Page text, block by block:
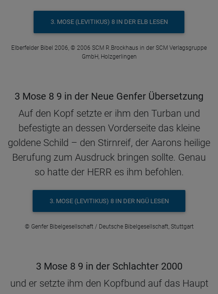
3. MOSE (LEVITIKUS) 8 IN DER ELB LESEN
Elberfelder Bibel 2006, © 2006 SCM R.Brockhaus in der SCM Verlagsgruppe
GmbH, Holzgerlingen
3 Mose 8 9 in der Neue Genfer Übersetzung
Auf den Kopf setzte er ihm den Turban und
befestigte an dessen Vorderseite das kleine
goldene Schild – den Stirnreif, der Aarons heilige
Berufung zum Ausdruck bringen sollte. Genau
so hatte der HERR es ihm befohlen.
3. MOSE (LEVITIKUS) 8 IN DER NGÜ LESEN
© Genfer Bibelgesellschaft / Deutsche Bibelgesellschaft, Stuttgart
3 Mose 8 9 in der Schlachter 2000
und er setzte ihm den Kopfbund auf das Haupt